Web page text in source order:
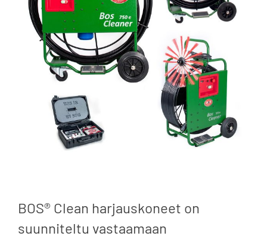
BOS® Clean harjauskoneet on
suunniteltu vastaamaan